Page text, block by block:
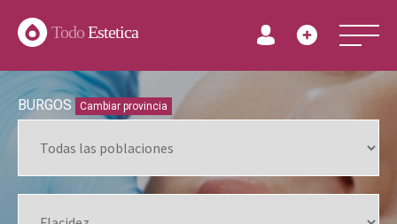
TodoEstetica
BURGOS Cambiar provincia